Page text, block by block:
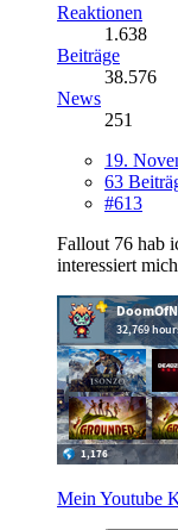
Reaktionen
1.638
Beiträge
38.576
News
251
19.
63
#613
Fallout 76 hab
interessiert
Mein Youtube